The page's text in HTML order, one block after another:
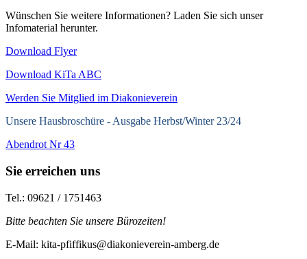
Wünschen Sie weitere Informationen? Laden Sie sich unser
Infomaterial herunter.
Download Flyer
Download KiTa ABC
Werden Sie Mitglied im Diakonieverein
Unsere Hausbroschüre - Ausgabe Herbst/Winter 23/24
Abendrot Nr 43
Sie erreichen uns
Tel.: 09621 / 1751463
Bitte beachten Sie unsere Bürozeiten!
E-Mail: kita-pfiffikus@diakonieverein-amberg.de